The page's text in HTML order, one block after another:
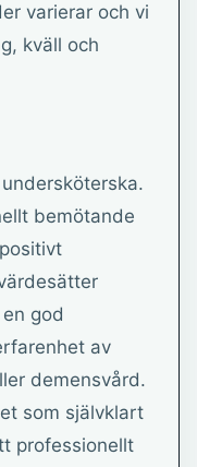
varierar och vi
kväll och
bemötande
god
av
demensvård.
som självklart
professionellt